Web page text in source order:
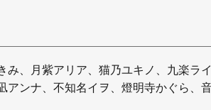
み、月紫アリア、猫乃ユキノ、九楽
ンナ、不知名イヲ、燈明寺かぐら、